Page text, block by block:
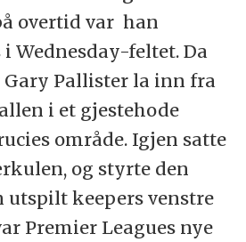
overtid var han
Wednesday-feltet. Da
Pallister la inn fra
i et gjestehode
område. Igjen satte
og styrte den
utspilt keepers venstre
Premier Leagues nye